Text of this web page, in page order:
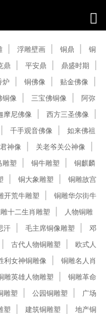
浮雕壁画 铜鼎
铜
鼎 平安鼎
鼎盛时期
炉 铜佛像
贴金佛像
铜像 三宝佛铜像
阿弥
摩尼佛像
西方三圣佛像
千手观音佛像
如来佛祖
神像
关老爷关公神像
雕塑 铜牛雕塑
铜麒麟
铜大象雕塑
铜雕故宫
开荒牛雕塑
铜雕华尔街牛
十二生肖雕塑
人物铜雕
汗 毛主席铜像雕塑
邓
古代人物铜雕塑
欧式人
利女神铜雕像
铜雕名人肖
雕英雄人物雕塑
铜雕革命
雕塑 公园铜雕塑
广场
塑 建筑铜雕塑
地产铜